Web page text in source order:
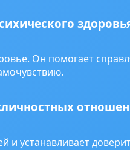
Он помогает
и устанавливает